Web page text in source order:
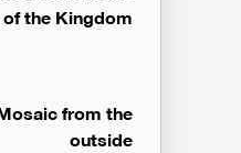
the Kingdom
from the
outside